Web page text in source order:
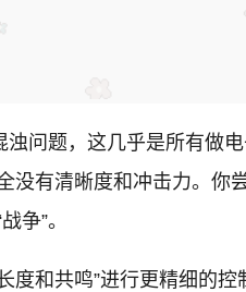
问题，这几乎是所有做
没有清晰度和冲击力。你
争”。
度和共鸣”进行更精细的